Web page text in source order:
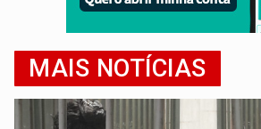
MAIS NOTÍCIAS